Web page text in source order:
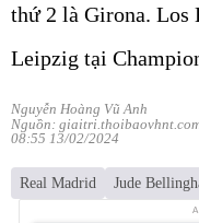
thứ 2 là Girona. Los
Leipzig tại
Nguyễn Hoàng Vũ Anh
Nguồn:
08:55 13/02/2024
Real Madrid Jude